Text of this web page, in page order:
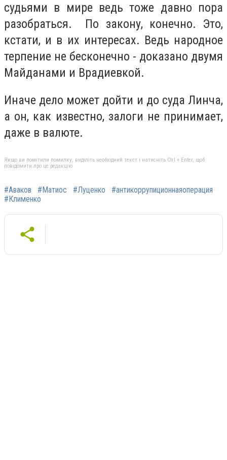
судьями в мире ведь тоже давно пора
разобраться. По закону, конечно. Это,
кстати, и в их интересах. Ведь народное
терпение не бесконечно - доказано двумя
Майданами и Врадиевкой.
Иначе дело может дойти и до суда Линча,
а он, как известно, залоги не принимает,
даже в валюте.
Якщо ви помітили помилку, виділіть необхідний текст і натисніть Ctrl + Enter, щоб
повідомити про це редакцію
#Аваков #Матиос #Луценко
#антикоррупиционнаяоперация
#Клименко